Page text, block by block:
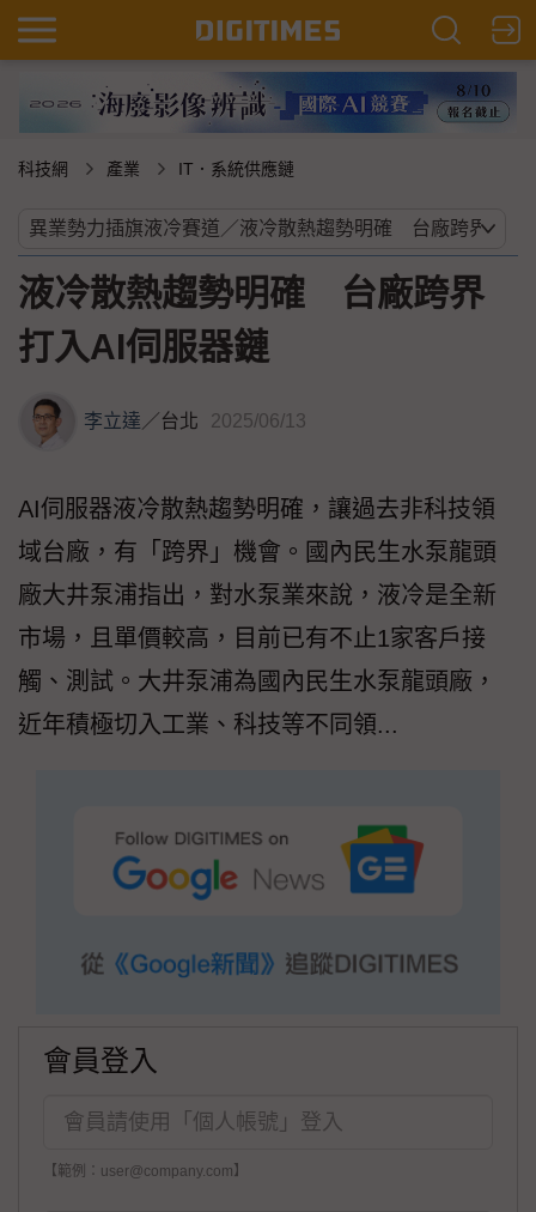
科技網 產業 IT．系統供應鏈
液冷散熱趨勢明確 台廠跨界
打入AI伺服器鏈
李立達／台北 2025/06/13
AI伺服器液冷散熱趨勢明確，讓過去非科技領
域台廠，有「跨界」機會。國內民生水泵龍頭
廠大井泵浦指出，對水泵業來說，液冷是全新
市場，且單價較高，目前已有不止1家客戶接
觸、測試。大井泵浦為國內民生水泵龍頭廠，
近年積極切入工業、科技等不同領...
會員登入
【範例：user@company.com】